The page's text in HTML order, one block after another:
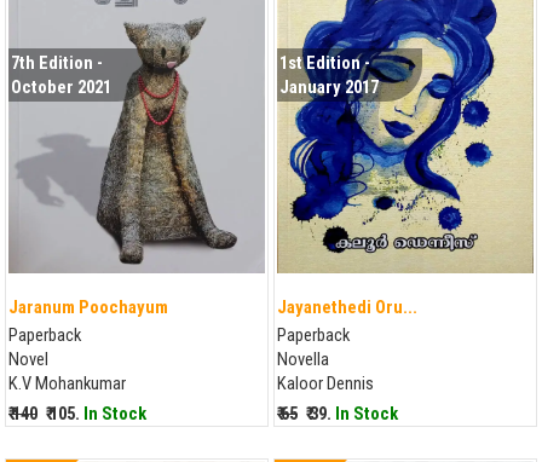
7th Edition -
October 2021
Jaranum Poochayum
Paperback
Novel
K.V Mohankumar
₹ 140 ₹ 105. In Stock
1st Edition -
January 2017
Jayanethedi Oru...
Paperback
Novella
Kaloor Dennis
₹ 65 ₹ 39. In Stock